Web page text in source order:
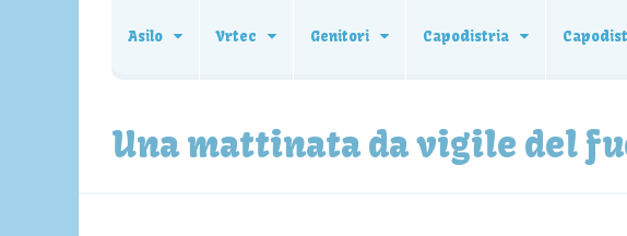
Asilo Vrtec Genitori Capodistria
Una mattinata da vigile del